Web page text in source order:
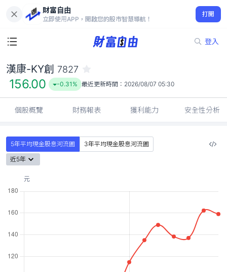
財富自由
立即使用APP，開啟您的股市智慧導航！
打開
登入
156.00
-0.31%
漢康-KY創 7827
156.00 -0.31% 最近更新時間： 2026/08/07 05:30
個股概覽 財務報表 獲利能力 安全性分析
5年平均現金股息河流圖
3年平均現金股息河流圖
近5年